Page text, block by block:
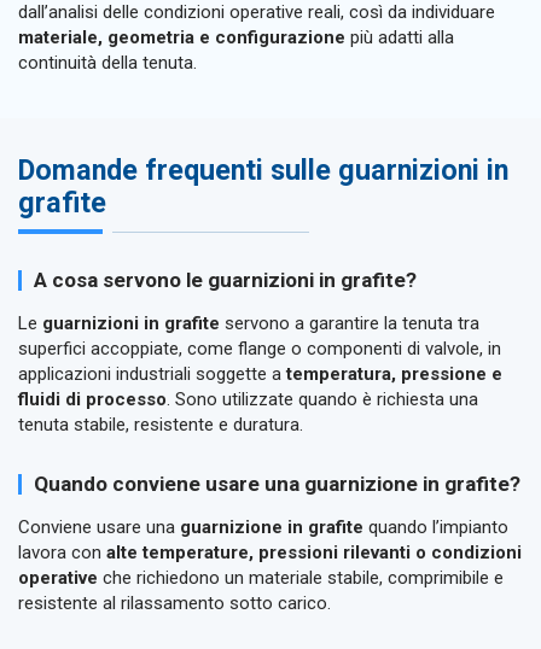
dall’analisi delle condizioni operative reali, così da individuare
materiale, geometria e configurazione più adatti alla
continuità della tenuta.
Domande frequenti sulle guarnizioni in
grafite
A cosa servono le guarnizioni in grafite?
Le guarnizioni in grafite servono a garantire la tenuta tra
superfici accoppiate, come flange o componenti di valvole, in
applicazioni industriali soggette atemperatura, pressione e
fluidi di processo. Sono utilizzate quando è richiesta una
tenuta stabile, resistente e duratura.
Quando conviene usare una guarnizione in grafite?
Conviene usare una guarnizione in grafite quando l’impianto
lavora con alte temperature, pressioni rilevanti o condizioni
operative che richiedono un materiale stabile, comprimibile e
resistente al rilassamento sotto carico.